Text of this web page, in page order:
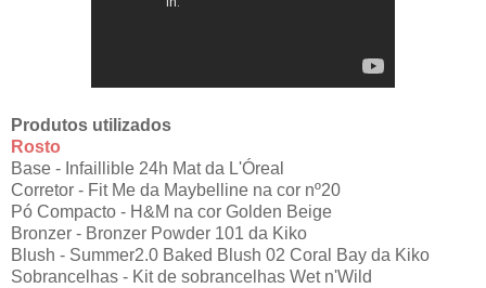
Produtos utilizados
Rosto
Base - Infaillible 24h Mat da L'Óreal
Corretor - Fit Me da Maybelline na cor nº20
Pó Compacto - H&M na cor Golden Beige
Bronzer - Bronzer Powder 101 da Kiko
Blush - Summer2.0 Baked Blush 02 Coral Bay da Kiko
Sobrancelhas - Kit de sobrancelhas Wet n'Wild